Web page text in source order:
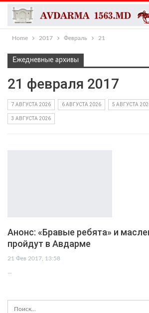
Home 2017 Февраль 21
Ежедневные архивы
21 февраля 2017
7 АВГУСТА 2026 6 АВГУСТА 2026 5 АВГУСТА
3 АВГУСТА 2026
Анонс: «Бравые ребята» и
пройдут в Авдарме
21 Фев 2017, 13:58
…